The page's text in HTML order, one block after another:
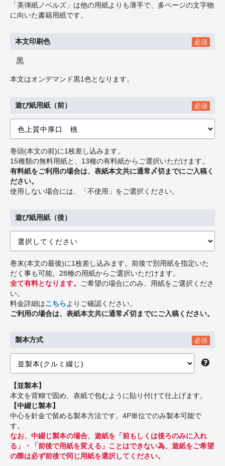
「美弾紙ノベルズ」は他の用紙よりも薄手で、多ページの文字物
に向いた書籍用紙です。
本文印刷色 必須
黒
本文はオンデマンド黒1色となります。
遊び紙用紙（前） 必須
巻頭(本文の前)に1枚差し込みます。
15種類の無料用紙と、13種の有料紙からご選択いただけます。
有料紙をご利用の場合は、表紙本文共に通常〆切までにご入稿く
ださい。
使用しない場合には、「不使用」をご選択ください。
遊び紙用紙（後）
巻末(本文の最後)に1枚差し込みます。前後で別用紙を指定いた
だく事も可能。28種の用紙からご選択いただけます。
全て有料となります。
ご希望の場合にのみ、用紙をご選択くださ
い。
料金詳細はこちら よりご確認ください。
ご利用の場合は、表紙本文共に通常〆切までにご入稿ください。
製本方式 必須
【並製本】
本文を背糊で固め、表紙で包むように貼り付けて仕上げます。
【中綴じ製本】
中心を針金で留める製本方法です。4P単位でのみ製本可能で
す。
なお、中綴じ製本の場合、遊紙を「前もしくは後ろのみに入れ
る」・「前後で用紙を変える」ことはできない為、遊紙をご希望
の際は必ず前後で同じ用紙を選択してください。